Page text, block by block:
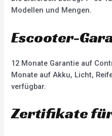
Modellen und Mengen.
Escooter-
12 Monate Garantie auf
Monate auf Akku, Licht,
verfügbar.
Zertifikate